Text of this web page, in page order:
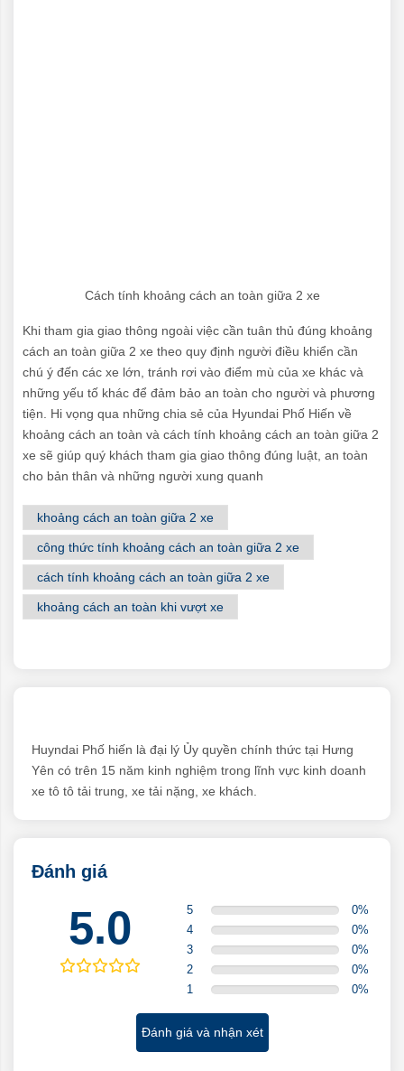
Cách tính khoảng cách an toàn giữa 2 xe
Khi tham gia giao thông ngoài việc cần tuân thủ đúng khoảng
cách an toàn giữa 2 xe theo quy định người điều khiển cần
chú ý đến các xe lớn, tránh rơi vào điểm mù của xe khác và
những yếu tố khác để đảm bảo an toàn cho người và phương
tiện. Hi vọng qua những chia sẻ của Hyundai Phố Hiến về
khoảng cách an toàn và cách tính khoảng cách an toàn giữa 2
xe sẽ giúp quý khách tham gia giao thông đúng luật, an toàn
cho bản thân và những người xung quanh
khoảng cách an toàn giữa 2 xe
công thức tính khoảng cách an toàn giữa 2 xe
cách tính khoảng cách an toàn giữa 2 xe
khoảng cách an toàn khi vượt xe
Huyndai Phố hiến là đại lý Ủy quyền chính thức tại Hưng
Yên có trên 15 năm kinh nghiệm trong lĩnh vực kinh doanh
xe tô tô tải trung, xe tải nặng, xe khách.
Đánh giá
5.0 5 0%
4
0%
3
0%
2
0%
1
0%
Đánh giá và nhận xét